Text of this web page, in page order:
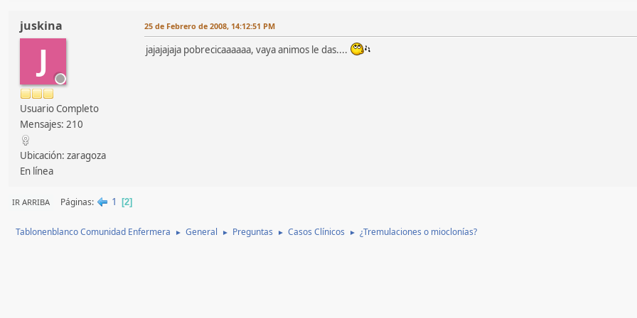
juskina
J
Usuario Completo
Mensajes: 210
Ubicación: zaragoza
En línea
25 de Febrero de 2008, 14:12:51 PM
jajajajaja pobrecicaaaaaa, vaya animos le das....
IR ARRIBA Páginas 1 2
Tablonenblanco Comunidad Enfermera ► General ► Preguntas ► Casos Clínicos ► ¿Tremulaciones o mioclonías?